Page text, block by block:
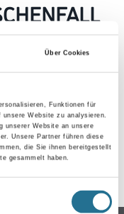
Über Cookies
Funktionen für
Website zu analysieren.
unserer Website an unsere
Unsere Partner führen diese
die Sie ihnen bereitgestellt
gesammelt haben.
der Lösung und
möglich beheben.
Online-Shop
SHOP